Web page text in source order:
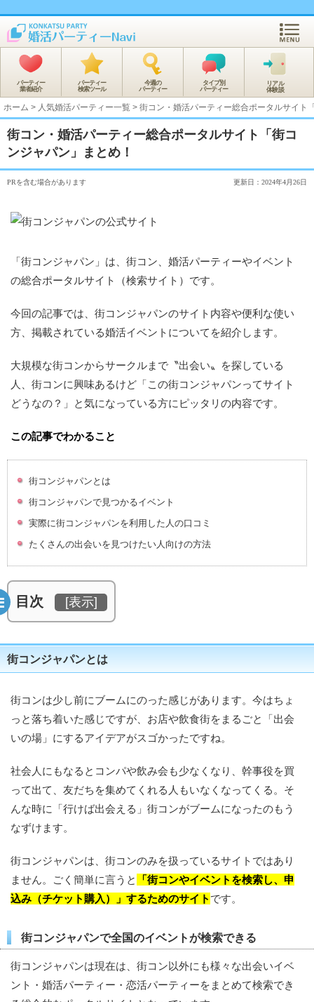
パーティー
業者紹介
パーティー
検索ツール
今週の
パーティー
タイプ別
パーティー
リアル
体験談
ホーム > 人気婚活パーティー一覧 > 街コン・婚活パーティー総合ポータルサイト
街コン・婚活パーティー総合ポータルサイト「街コ
ンジャパン」まとめ！
PRを含む場合があります 更新日：2024年4月26日
「街コンジャパン」は、街コン、婚活パーティーやイベント
の総合ポータルサイト（検索サイト）です。
今回の記事では、街コンジャパンのサイト内容や便利な使い
方、掲載されている婚活イベントについてを紹介します。
大規模な街コンからサークルまで〝出会い〟を探している
人、街コンに興味あるけど「この街コンジャパンってサイト
どうなの？」と気になっている方にピッタリの内容です。
この記事でわかること
街コンジャパンとは
街コンジャパンで見つかるイベント
実際に街コンジャパンを利用した人の口コミ
たくさんの出会いを見つけたい人向けの方法
目次 [表示]
街コンジャパンとは
街コンは少し前にブームにのった感じがあります。今はちょ
っと落ち着いた感じですが、お店や飲食街をまるごと「出会
いの場」にするアイデアがスゴかったですね。
社会人にもなるとコンパや飲み会も少なくなり、幹事役を買
って出て、友だちを集めてくれる人もいなくなってくる。そ
んな時に「行けば出会える」街コンがブームになったのもう
なずけます。
街コンジャパンは、街コンのみを扱っているサイトではあり
ません。ごく簡単に言うと
「街コンやイベントを検索し、申
込み（チケット購入）」するためのサイト です。
街コンジャパンで全国のイベントが検索できる
街コンジャパンは現在は、街コン以外にも様々な出会いイベ
ント・婚活パーティー・恋活パーティーをまとめて検索でき